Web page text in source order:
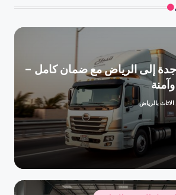
إلى الرياض مع ضمان كامل –
بالرياض